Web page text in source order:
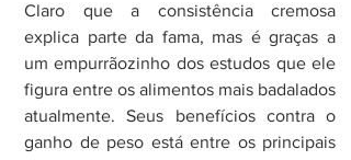
Claro que a consistência cremosa
explica parte da fama, mas é graças a
um empurrãozinho dos estudos que ele
figura entre os alimentos mais badalados
atualmente. Seus benefícios contra o
ganho de peso está entre os principais